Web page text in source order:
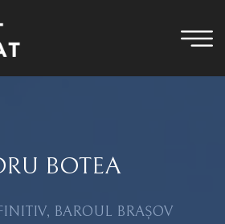
BOTEA
BAROUL BRAȘOV